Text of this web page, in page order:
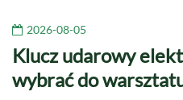
2026-08-05
Klucz udarowy
wybrać do